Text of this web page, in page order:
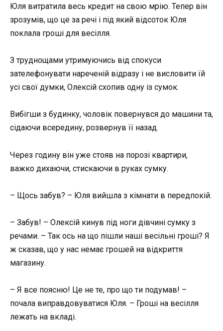
Юля витратила весь кредит на свою мрію. Тепер він
зрозумів, що це за речі і під який відсоток Юля
поклала гроші для весілля.
З труднощами утримуючись від спокуси
зателефонувати нареченій відразу і не висловити їй
усі свої думки, Олексій схопив одну із сумок.
Вибігши з будинку, чоловік повернувся до машини та,
сідаючи всередину, розвернув її назад.
Через годину він уже стояв на порозі квартири,
важко дихаючи, стискаючи в руках сумку.
– Щось забув? – Юля вийшла з кімнати в передпокій.
– Забув! – Олексій кинув під ноги дівчині сумку з
речами. – Так ось на що пішли наші весільні гроші? Я
ж сказав, що у нас немає грошей на відкриття
магазину.
– Я все поясню! Це не те, про що ти подумав! –
почала виправдовуватися Юля. – Гроші на весілля
лежать на вкладі.